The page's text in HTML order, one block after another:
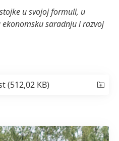
u svojoj formuli, u
saradnju i razvoj
(512,02 KB)